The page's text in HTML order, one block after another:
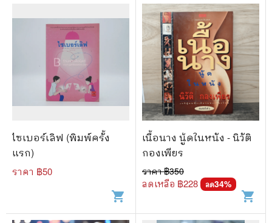
ไซเบอร์เลิฟ (พิมพ์ครั้ง
แรก)
ราคา ฿50
shopping_cart
เนื้อนาง นู้ดในหนัง - นิวัติ
กองเพียร
ราคา ฿350
ลดเหลือ ฿228 ลด34%
shopping_cart